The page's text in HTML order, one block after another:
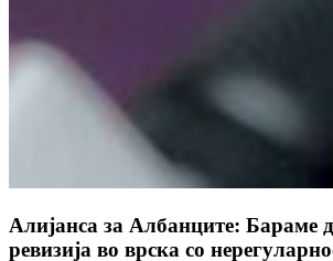
Алијанса за Албанците: Бараме
ревизија во врска со